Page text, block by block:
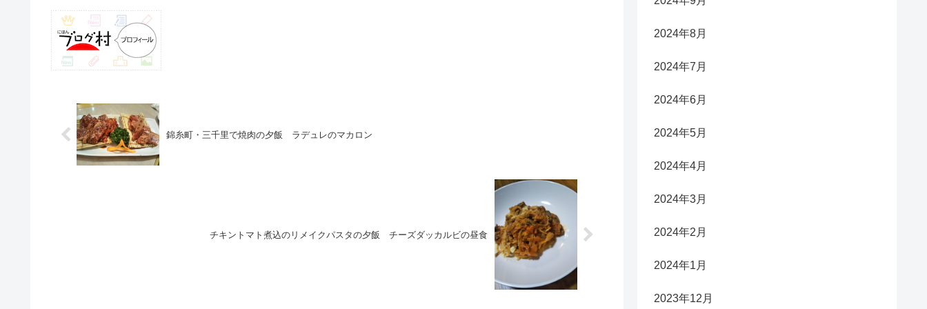
錦糸町・三千里で焼肉の夕飯 ラデュレのマカロン
チキントマト煮込のリメイクパスタの夕飯 チーズダッカルビの昼食
2024年8月
2024年7月
2024年6月
2024年5月
2024年4月
2024年3月
2024年2月
2024年1月
2023年12月